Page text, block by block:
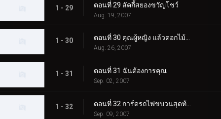
1 - 29 ตอนที่ 29 ลัคกี้สยองขวัญโชว์
Aug. 19, 2007
1 - 30 ตอนที่ 30 คุณผู้หญิง แล้วดอกไม้ไฟล่ะ?
Aug. 26, 2007
1 - 31 ตอนที่ 31 ฉันต้องการคุณ
Sep. 02, 2007
1 - 32
Sep. 09, 2007